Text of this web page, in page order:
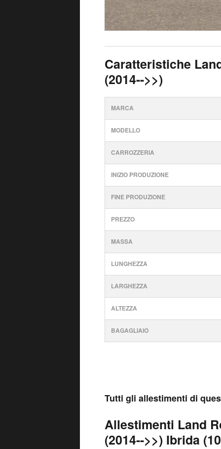
Caratteristiche
(2014-->>)
MARCA
MODELLO
CARROZZERIA
INIZIO PRODUZIONE
FINE PRODUZIONE
PREZZO
MASSA
LUNGHEZZA
LARGHEZZA
ALTEZZA
BAGAGLIAIO
Tutti gli allestimenti di
Allestimenti Land
(2014-->>) Ibrida